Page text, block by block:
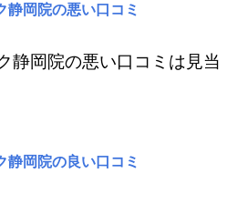
静岡院の悪い口コミ
静岡院​の悪い口コミは見当
静岡院の良い口コミ